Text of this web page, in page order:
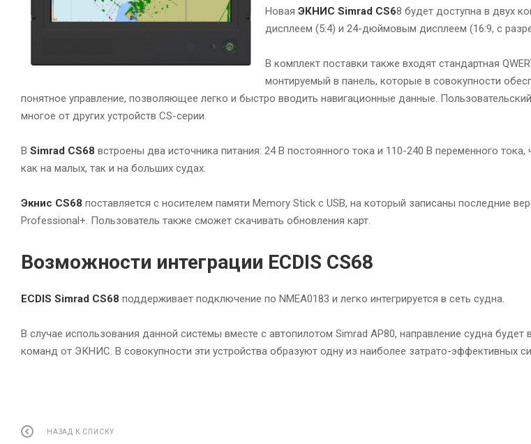
Новая ЭКНИС Simrad CS68 будет доступна в двух
дисплеем (5:4) и 24-дюймовым дисплеем (16:9, с
В комплект поставки также входят стандартная
монтируемый в панель, которые в совокупности
понятное управление, позволяющее легко и быстро вводить навигационные данные.
многое от других устройств CS-серии.
В Simrad CS68 встроены два источника питания: 24 В постоянного тока и 110-240 В переменного тока,
как на малых, так и на больших судах.
Экнис CS68 поставляется с носителем памяти Memory Stick с USB, на который записаны последние
Professional+. Пользователь также сможет скачивать обновления карт.
Возможности интеграции ECDIS CS68
ECDIS Simrad CS68 поддерживает подключение по NMEA0183 и легко интегрируется в сеть судна.
В случае использования данной системы вместе с автопилотом Simrad AP80, направление судна
команд от ЭКНИС. В совокупности эти устройства образуют одну из наиболее затрато-эффективных
НАЗАД К СПИСКУ